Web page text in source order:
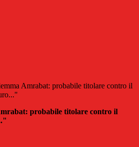
Amrabat: probabile titolare contro il
probabile titolare contro il